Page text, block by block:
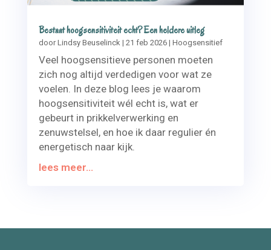
Bestaat hoogsensitiviteit echt? Een heldere uitleg
doorLindsy Beuselinck | 21 feb 2026| Hoogsensitief
Veel hoogsensitieve personen moeten
zich nog altijd verdedigen voor wat ze
voelen. In deze blog lees je waarom
hoogsensitiviteit wél echt is, wat er
gebeurt in prikkelverwerking en
zenuwstelsel, en hoe ik daar regulier én
energetisch naar kijk.
lees meer...